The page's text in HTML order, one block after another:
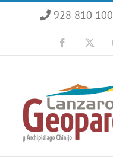
928 810 100
Facebook